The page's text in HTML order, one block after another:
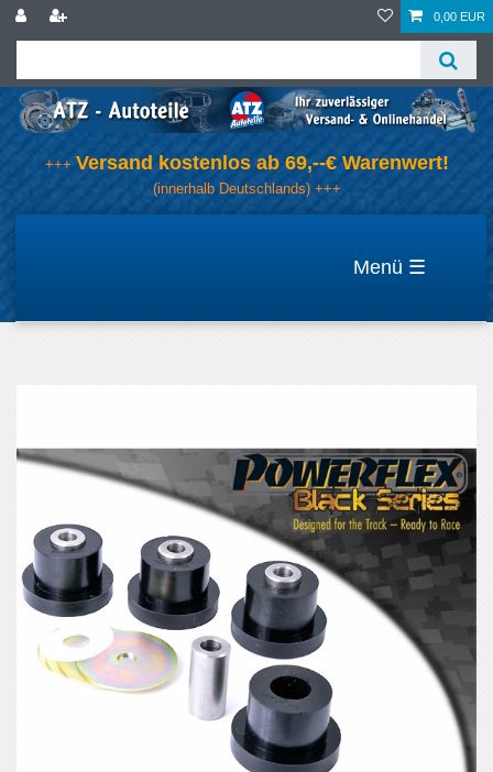
0,00 EUR
+++ Versand kostenlos ab 69,--€ Warenwert!
(innerhalb Deutschlands) +++
☰